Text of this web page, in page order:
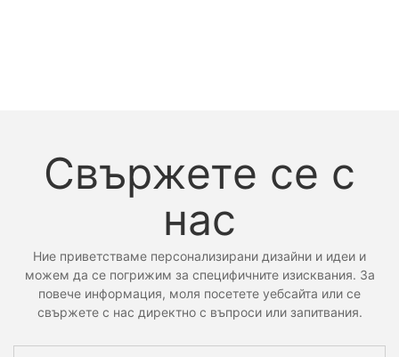
Свържете се с
нас
Ние приветстваме персонализирани дизайни и идеи и
можем да се погрижим за специфичните изисквания. За
повече информация, моля посетете уебсайта или се
свържете с нас директно с въпроси или запитвания.